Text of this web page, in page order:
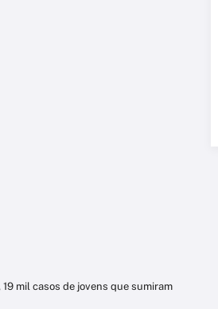
mil casos de jovens que sumiram